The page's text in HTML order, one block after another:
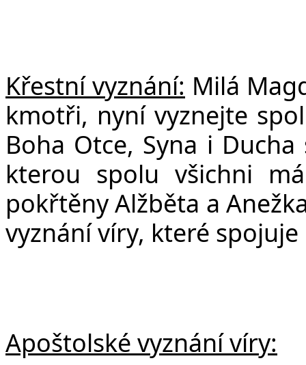
Křestní vyznání: Milá
kmotři, nyní vyznejte
Boha Otce, Syna i
kterou spolu všichni
pokřtěny Alžběta a
vyznání víry, které
Apoštolské vyznání víry: